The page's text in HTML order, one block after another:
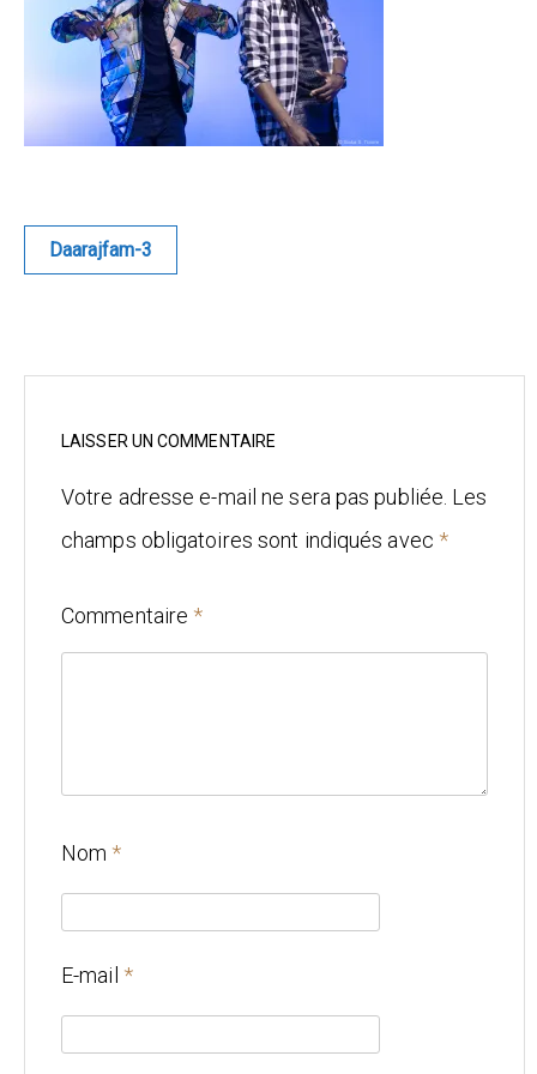
Blue
Equilibre
Renaissance
Sunustreet
Fashion
Culinaire
Industrielle
Mariage
Architecture
Navigation
Daarajfam-3
LAISSER UN COMMENTAIRE
Votre adresse e-mail ne sera pas publiée. Les
champs obligatoires sont indiqués avec *
Commentaire *
Nom *
E-mail *